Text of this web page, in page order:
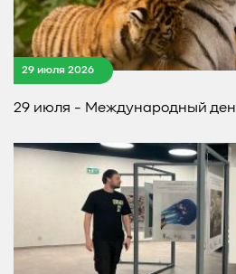
29 июля 2026
29 июля - Международный